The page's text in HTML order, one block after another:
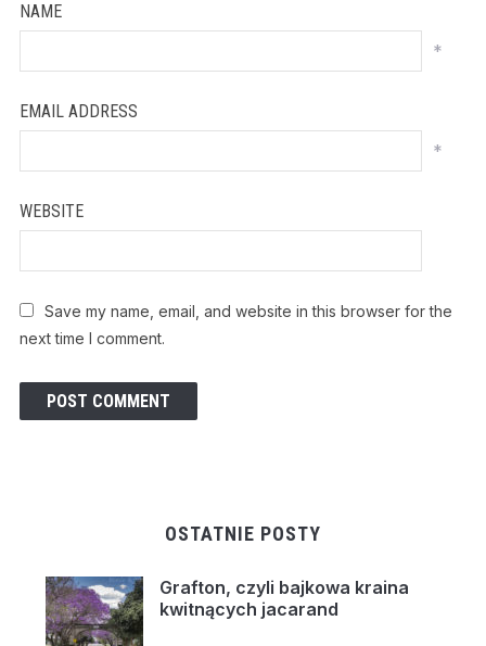
NAME
*
EMAIL ADDRESS
*
WEBSITE
Save my name, email, and website in this browser for the
next time I comment.
OSTATNIE POSTY
Grafton, czyli bajkowa kraina
kwitnących jacarand